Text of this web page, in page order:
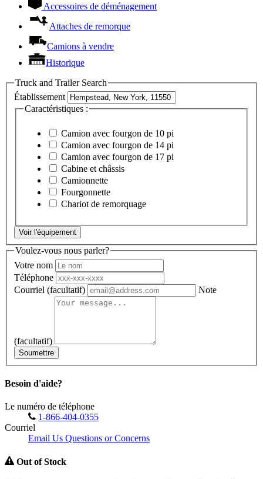
Accessoires de déménagement
Attaches de remorque
Camions à vendre
Historique
Truck and Trailer Search
Établissement
Caractéristiques :
Camion avec fourgon de 10 pi
Camion avec fourgon de 14 pi
Camion avec fourgon de 17 pi
Cabine et châssis
Camionnette
Fourgonnette
Chariot de remorquage
Voir l'équipement
Voulez-vous nous parler?
Votre nom
Téléphone
Courriel (facultatif) Note
(facultatif)
Soumettre
Besoin d'aide?
Le numéro de téléphone
1-866-404-0355
Courriel
Email Us Questions or Concerns
Out of Stock